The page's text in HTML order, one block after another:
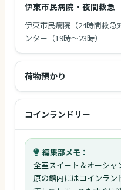
伊東市民病院・夜間救急
伊東市民病院（24時間救急
ンター（19時〜23時）
荷物預かり
コインランドリー
編集部メモ：
全室スイート＆オーシ
原の館内にはコインラン